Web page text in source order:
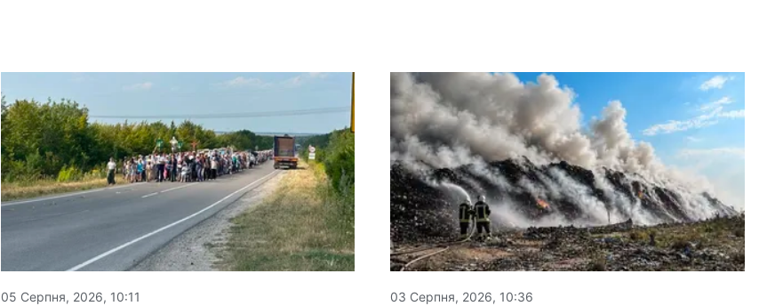
05 Серпня, 2026, 10:11 03 Серпня, 2026, 10:36